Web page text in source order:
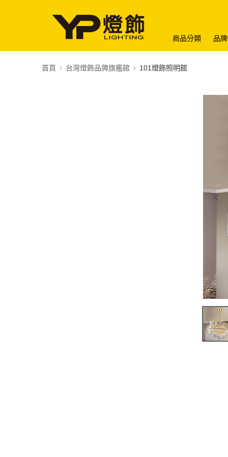
商品分類 品
首頁 台灣燈飾品牌旗艦館 101燈飾照明館